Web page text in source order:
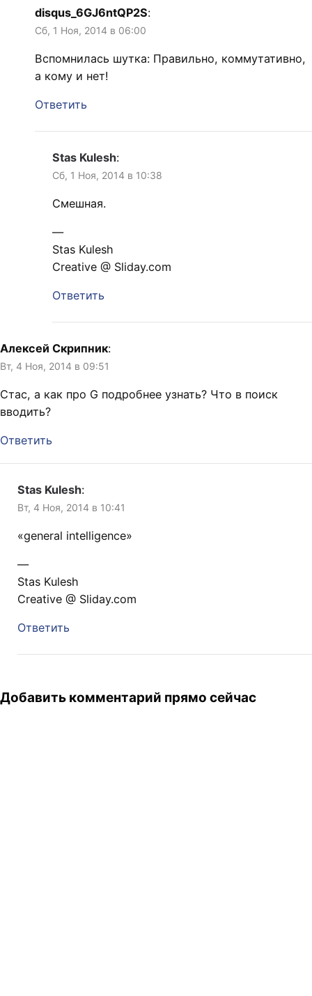
disqus_6GJ6ntQP2S:
Сб, 1 Ноя, 2014 в 06:00
Вспомнилась шутка: Правильно, коммутативно,
а кому и нет!
Ответить
Stas Kulesh:
Сб, 1 Ноя, 2014 в 10:38
Смешная.
—
Stas Kulesh
Creative @ Sliday.com
Ответить
Алексей Скрипник:
Вт, 4 Ноя, 2014 в 09:51
Стас, а как про G подробнее узнать? Что в поиск
вводить?
Ответить
Stas Kulesh:
Вт, 4 Ноя, 2014 в 10:41
«general intelligence»
—
Stas Kulesh
Creative @ Sliday.com
Ответить
Добавить комментарий прямо сейчас